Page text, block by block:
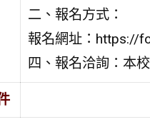
二、報名方式：
報名網址：https://
四、報名洽詢：本